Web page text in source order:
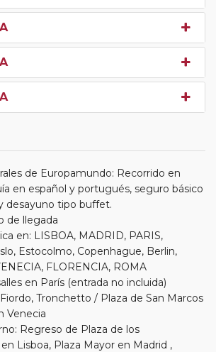
de Europamundo: Recorrido en
en español y portugués, seguro básico
desayuno tipo buffet.
de llegada
en: LISBOA, MADRID, PARIS,
Estocolmo, Copenhague, Berlin,
FLORENCIA, ROMA
en París (entrada no incluida)
Tronchetto / Plaza de San Marcos
Venecia
Regreso de Plaza de los
Lisboa, Plaza Mayor en Madrid ,